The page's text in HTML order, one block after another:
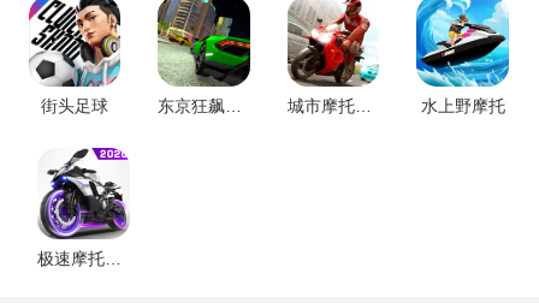
街头足球 城市摩托特技 水上野摩托